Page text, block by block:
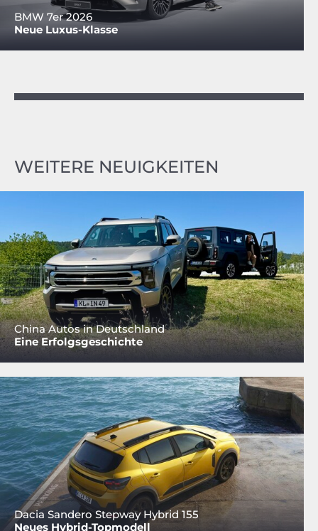
BMW 7er 2026
Neue Luxus-Klasse
WEITERE NEUIGKEITEN
China Autos in Deutschland
Eine Erfolgsgeschichte
Dacia Sandero Stepway Hybrid 155
Neues Hybrid-Topmodell